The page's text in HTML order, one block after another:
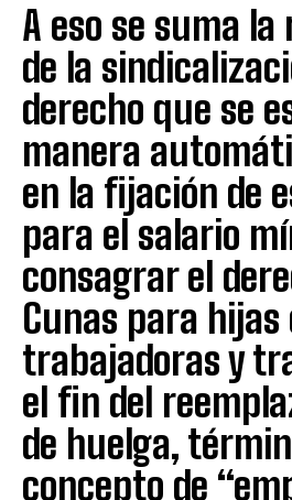
A eso se suma
de la
derecho que se
manera
en la fijación de
para el salario
consagrar el
Cunas para hijas
trabajadoras y
el fin del
de huelga,
concepto de